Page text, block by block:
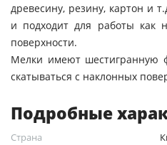
древесину, резину, картон и
и подходит для работы как
поверхности.
Мелки имеют шестигранную
скатываться с наклонных
Подробные
Страна